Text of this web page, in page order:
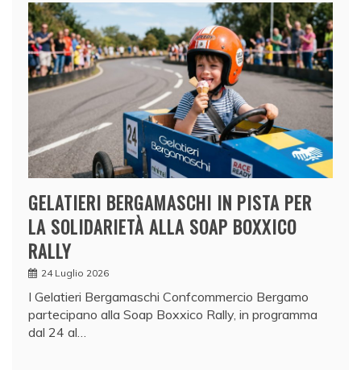
GELATIERI BERGAMASCHI IN PISTA PER
LA SOLIDARIETÀ ALLA SOAP BOXXICO
RALLY
24 Luglio 2026
I Gelatieri Bergamaschi Confcommercio Bergamo
partecipano alla Soap Boxxico Rally, in programma
dal 24 al…